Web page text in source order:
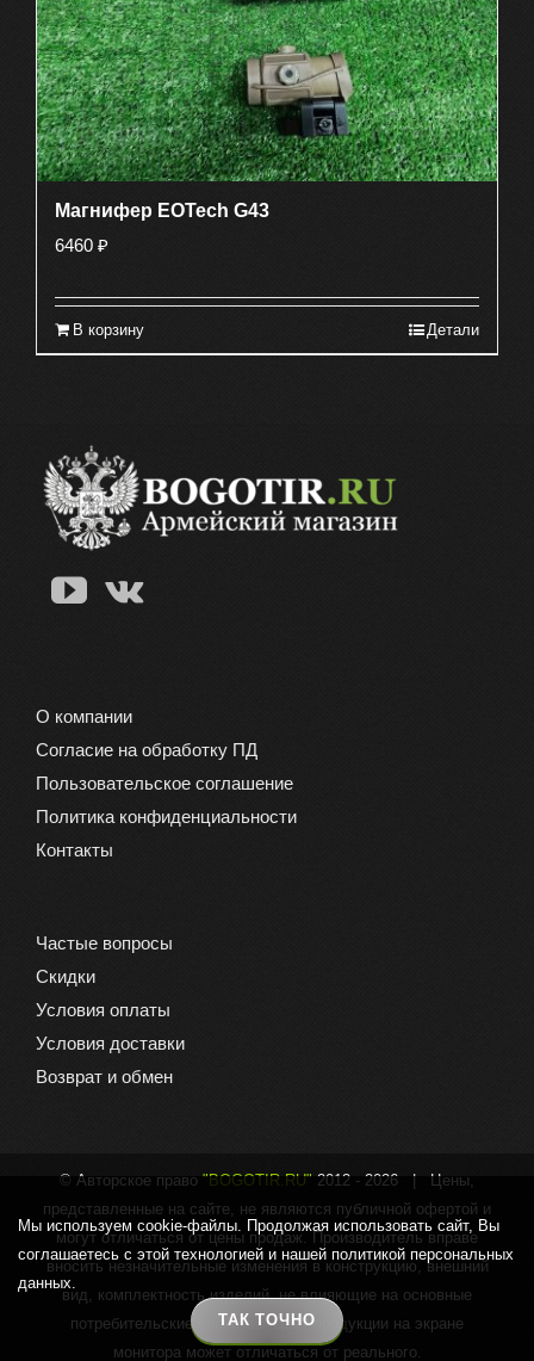
Магнифер EOTech G43
6460 ₽
В корзину Детали
О компании
Согласие на обработку ПД
Пользовательское соглашение
Политика конфиденциальности
Контакты
Частые вопросы
Скидки
Условия оплаты
Условия доставки
Возврат и обмен
© Авторское право "BOGOTIR.RU" 2012 - 2026 | Цены,
представленные на сайте, не являются публичной офертой и
могут отличаться от цены продаж. Производитель вправе
вносить незначительные изменения в конструкцию, внешний
вид, комплектность изделий, не влияющие на основные
потребительские свойства. Цвет продукции на экране
монитора может отличаться от реального.
Мы используем cookie-файлы. Продолжая использовать сайт, Вы
соглашаетесь с этой технологией и нашей политикой персональных
данных.
ТАК ТОЧНО